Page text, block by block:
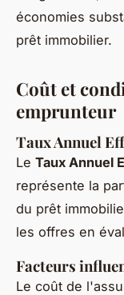
économies
prêt immobilier.
Coût et
emprunteur
Taux Annuel
Le Taux Annuel
représente la
du prêt
les offres en
Facteurs
Le coût de